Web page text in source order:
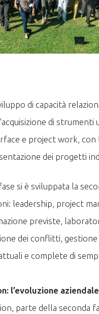
di capacità
di
e project work, con
dei progetti
si è sviluppata la
leadership, project
previste,
dei conflitti,
e complete di
l’evoluzione
parte della seconda